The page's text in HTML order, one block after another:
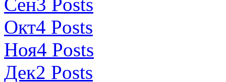
Сен3 Posts
Окт4 Posts
Ноя4 Posts
Дек2 Posts